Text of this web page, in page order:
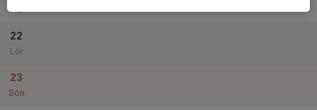
Fre
22
Lör
23
Sön